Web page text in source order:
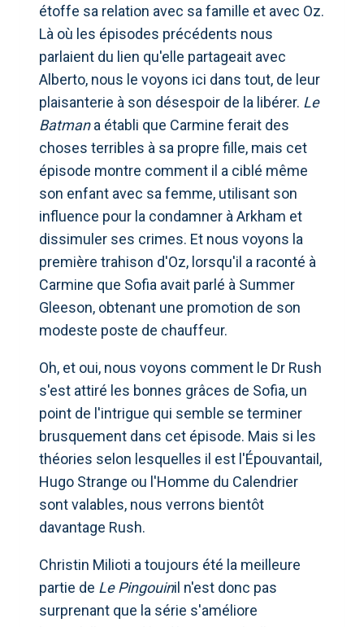
étoffe sa relation avec sa famille et avec Oz.
Là où les épisodes précédents nous
parlaient du lien qu'elle partageait avec
Alberto, nous le voyons ici dans tout, de leur
plaisanterie à son désespoir de la libérer. Le
Batmana établi que Carmine ferait des
choses terribles à sa propre fille, mais cet
épisode montre comment il a ciblé même
son enfant avec sa femme, utilisant son
influence pour la condamner à Arkham et
dissimuler ses crimes. Et nous voyons la
première trahison d'Oz, lorsqu'il a raconté à
Carmine que Sofia avait parlé à Summer
Gleeson, obtenant une promotion de son
modeste poste de chauffeur.
Oh, et oui, nous voyons comment le Dr Rush
s'est attiré les bonnes grâces de Sofia, un
point de l'intrigue qui semble se terminer
brusquement dans cet épisode. Mais si les
théories selon lesquelles il est l'Épouvantail,
Hugo Strange ou l'Homme du Calendrier
sont valables, nous verrons bientôt
davantage Rush.
Christin Milioti a toujours été la meilleure
partie de Le Pingouinil n'est donc pas
surprenant que la série s'améliore